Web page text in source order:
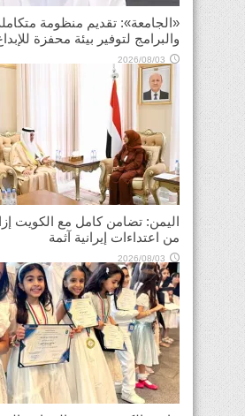
«الجامعة»: تقديم منظومة
والبرامج لتوفير بيئة محفزة للإبداع
2026/08/03
اليمن: تضامن كامل مع الكويت
من اعتداءات إيرانية آثمة
2026/08/03